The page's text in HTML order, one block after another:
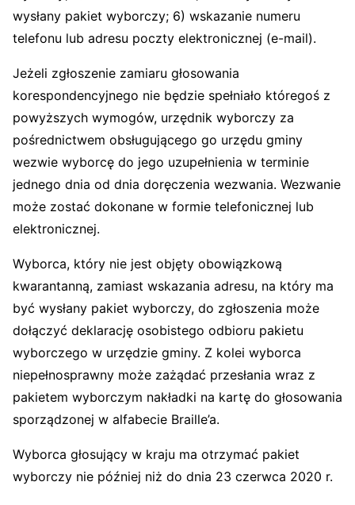
wysłany pakiet wyborczy; 6) wskazanie numeru
telefonu lub adresu poczty elektronicznej (e-mail).
Jeżeli zgłoszenie zamiaru głosowania
korespondencyjnego nie będzie spełniało któregoś z
powyższych wymogów, urzędnik wyborczy za
pośrednictwem obsługującego go urzędu gminy
wezwie wyborcę do jego uzupełnienia w terminie
jednego dnia od dnia doręczenia wezwania. Wezwanie
może zostać dokonane w formie telefonicznej lub
elektronicznej.
Wyborca, który nie jest objęty obowiązkową
kwarantanną, zamiast wskazania adresu, na który ma
być wysłany pakiet wyborczy, do zgłoszenia może
dołączyć deklarację osobistego odbioru pakietu
wyborczego w urzędzie gminy. Z kolei wyborca
niepełnosprawny może zażądać przesłania wraz z
pakietem wyborczym nakładki na kartę do głosowania
sporządzonej w alfabecie Braille’a.
Wyborca głosujący w kraju ma otrzymać pakiet
wyborczy nie później niż do dnia 23 czerwca 2020 r.